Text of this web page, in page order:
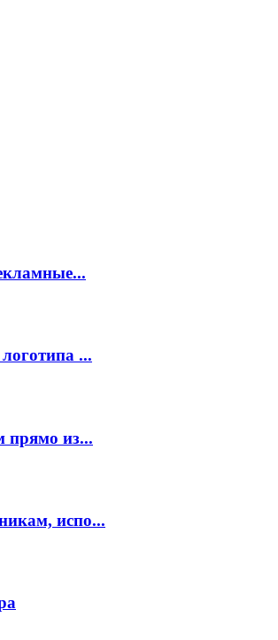
...
прямо из...
испо...